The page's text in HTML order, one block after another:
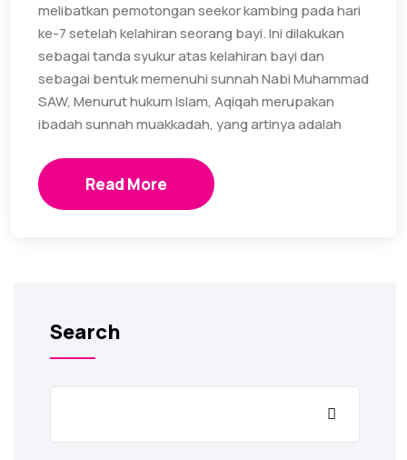
melibatkan pemotongan seekor kambing pada hari
ke-7 setelah kelahiran seorang bayi. Ini dilakukan
sebagai tanda syukur atas kelahiran bayi dan
sebagai bentuk memenuhi sunnah Nabi Muhammad
SAW, Menurut hukum Islam, Aqiqah merupakan
ibadah sunnah muakkadah, yang artinya adalah
Read More
Search